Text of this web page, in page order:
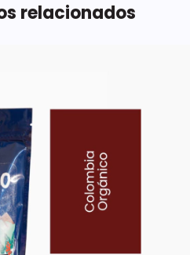
relacionados